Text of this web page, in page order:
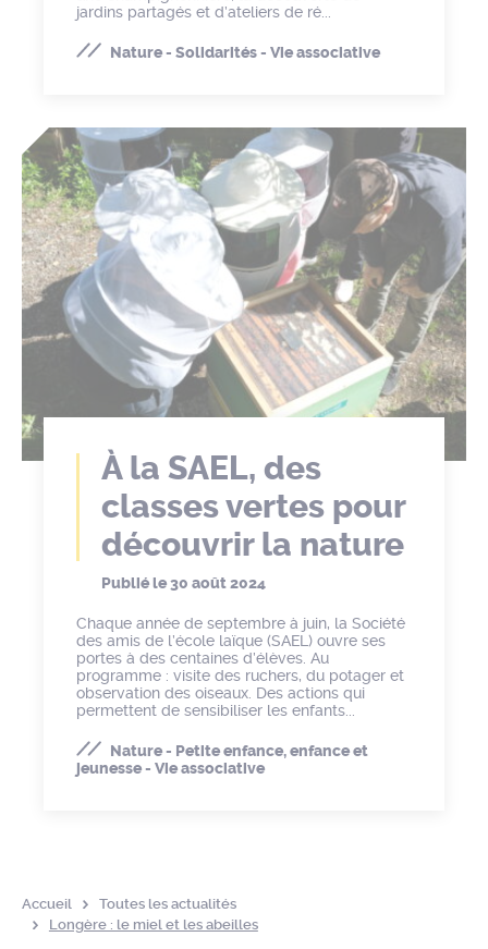
jardins partagés et d’ateliers de ré...
Nature - Solidarités - Vie associative
À la SAEL, des
classes vertes pour
découvrir la nature
Publié le30 août 2024
Chaque année de septembre à juin, la Société
des amis de l’école laïque (SAEL) ouvre ses
portes à des centaines d’élèves. Au
programme : visite des ruchers, du potager et
observation des oiseaux. Des actions qui
permettent de sensibiliser les enfants...
Nature - Petite enfance, enfance et
jeunesse - Vie associative
Accueil
Toutes les actualités
Longère : le miel et les abeilles